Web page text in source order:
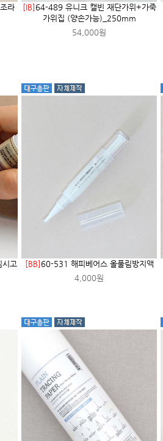
라
[IB]64-489 유니크 캘빈 재단가위+가죽
가위집 (양손가능)_250mm
54,000원
시고
[BB]60-531 해피베어스 올풀림방지액
4,000원